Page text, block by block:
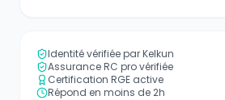
Identité vérifiée par Kelkun
Assurance RC pro vérifiée
Certification RGE active
Répond en moins de 2h